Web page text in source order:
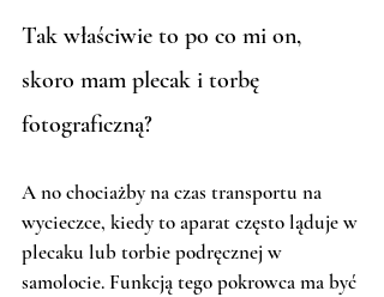
Tak właściwie to po co mi on,
skoro mam plecak i torbę
fotograficzną?
A no chociażby na czas transportu na
wycieczce, kiedy to aparat często ląduje w
plecaku lub torbie podręcznej w
samolocie. Funkcją tego pokrowca ma być